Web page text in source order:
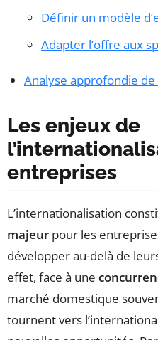
Définir un modèle
Adapter l’offre aux
Analyse approfondie
Les enjeux de
entreprises
L’internationalisation
majeur pour les
développer au-delà de
effet, face à une
marché domestique
tournent vers